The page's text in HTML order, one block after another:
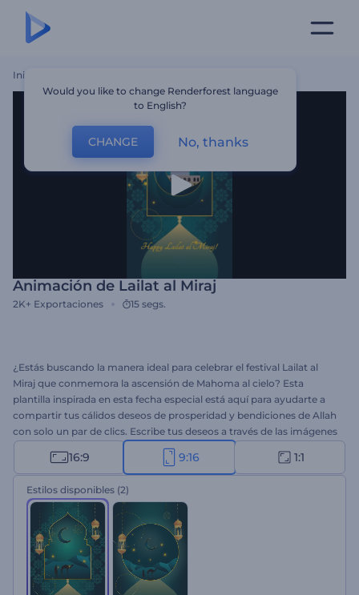
Inicio
Animación de Lailat al Miraj
2K+ Exportaciones 15 segs.
¿Estás buscando la manera ideal para celebrar el festival Lailat al
Miraj que conmemora la ascensión de Mahoma al cielo? Esta
plantilla inspirada en esta fecha especial está aquí para ayudarte a
compartir tus cálidos deseos de prosperidad y bendiciones de Allah
con solo un par de clics. Escribe tus deseos a través de las imágenes
animadas de Lailat al Miraj, carga tu logo y espera unos minutos
para obtener un video animado. Es perfecto para enviar saludos por
Lailat al Miraj, enviar invitaciones a celebraciones y mucho más.
¡Pruébalo ahora!
16:9 9:16 1:1
Estilos disponibles (2)
Would you like to change Renderforest language
to English?
CHANGE No, thanks